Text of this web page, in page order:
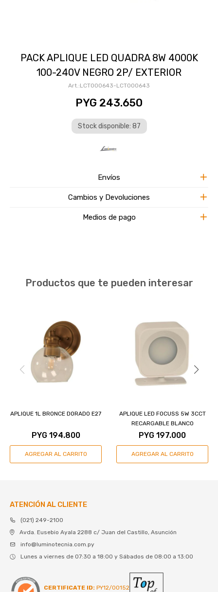
PACK APLIQUE LED QUADRA 8W 4000K
100-240V NEGRO 2P/ EXTERIOR
LCT000643-LCT000643
PYG 243.650
Stock disponible: 87
Envíos
Cambios y Devoluciones
Medios de pago
Productos que te pueden interesar
APLIQUE 1L BRONCE DORADO E27
PYG 194.800
APLIQUE LED FOCUSS 5W 3CCT
RECARGABLE BLANCO
PYG 197.000
ATENCIÓN AL CLIENTE
(021) 249-2100
Avda. Eusebio Ayala 2288 c/ Juan del Castillo, Asunción
info@luminotecnia.com.py
Lunes a viernes de 07:30 a 18:00 y Sábados de 08:00 a 13:00
CERTIFICATE ID: PY12/00152